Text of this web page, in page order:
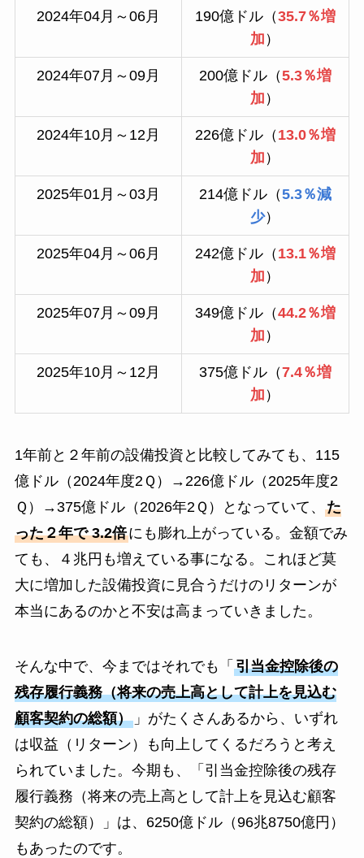
2024年04月～06月 190億ドル（35.7％増
加 ）
2024年07月～09月 200億ドル（5.3％増
加 ）
2024年10月～12月 226億ドル（ 13.0％増
加 ）
2025年01月～03月 214億ドル（5.3％減
少）
2025年04月～06月 242億ドル（ 13.1％増
加 ）
2025年07月～09月 349億ドル（44.2％増
加 ）
2025年10月～12月 375億ドル（7.4％増
加 ）
1年前と２年前の設備投資と比較してみても、115
億ドル（2024年度2Ｑ）→226億ドル（2025年度2
Ｑ）→375億ドル（2026年2Ｑ）となっていて、 た
った２年で 3.2倍にも膨れ上がっている。金額でみ
ても、４兆円も増えている事になる。これほど莫
大に増加した設備投資に見合うだけのリターンが
本当にあるのかと不安は高まっていきました。
そんな中で、今まではそれでも「 引当金控除後の
残存履行義務（将来の売上高として計上を見込む
顧客契約の総額）」がたくさんあるから、いずれ
は収益（リターン）も向上してくるだろうと考え
られていました。今期も、「引当金控除後の残存
履行義務（将来の売上高として計上を見込む顧客
契約の総額）」は、6250億ドル（96兆8750億円）
もあったのです。